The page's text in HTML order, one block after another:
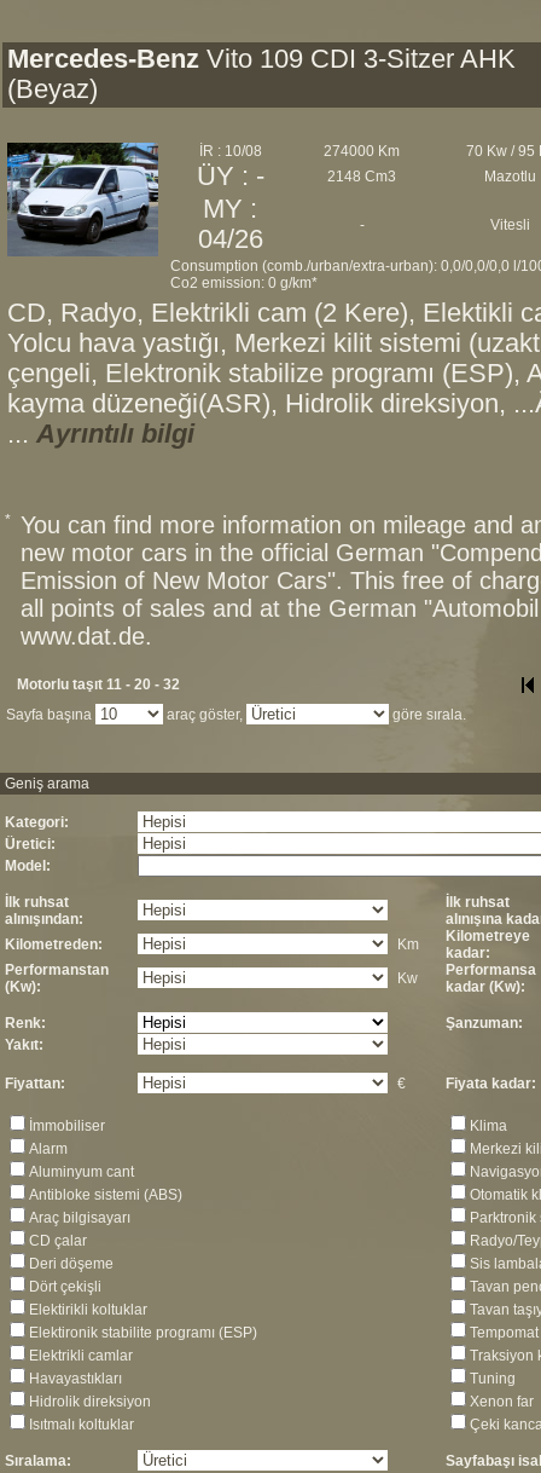
Mercedes-Benz Vito 109 CDI 3-Sitzer AHK
(Beyaz)
İR : 10/08 274000 Km 70 Kw / 95
ÜY : - 2148 Cm3 Mazotlu
MY :
04/26
- Vitesli
Consumption (comb./urban/extra-urban): 0,0/0,0/0,0 l/
Co2 emission: 0 g/km*
CD, Radyo, Elektrikli cam (2 Kere), Elektikli
Yolcu hava yastığı, Merkezi kilit sistemi
çengeli, Elektronik stabilize programı (ESP),
kayma düzeneği(ASR), Hidrolik direksiyon,
... Ayrıntılı bilgi
* You can find more information on mileage and
new motor cars in the official German
Emission of New Motor Cars". This free of
all points of sales and at the German
www.dat.de.
Motorlu taşıt 11 - 20 - 32
Sayfa başına
araç göster, göre sırala.
Geniş arama
Kategori:
Üretici:
Model:
İlk ruhsat
alınışından:
İlk ruhsat
alınışına
Kilometreden:
Km
Kilometreye
kadar:
Performanstan
(Kw):
Kw
Performansa
kadar (Kw):
Renk:
Şanzuman:
Yakıt:
Fiyattan: € Fiyata kadar:
İmmobiliser
Alarm
Aluminyum cant
Antibloke sistemi (ABS)
Araç bilgisayarı
CD çalar
Deri döşeme
Dört çekişli
Elektirikli koltuklar
Elektironik stabilite programı (ESP)
Elektrikli camlar
Havayastıkları
Hidrolik direksiyon
Isıtmalı koltuklar
Klima
Merkezi
Otomatik
Parktronik
Radyo/
Sis
Tavan
Tavan
Tempomat
Traksiyon
Tuning
Xenon far
Çeki
Sıralama: Sayfabaşı